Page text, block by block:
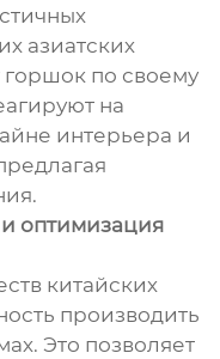
азиатских
по своему
на
интерьера и
оптимизация
китайских
производить
Это позволяет